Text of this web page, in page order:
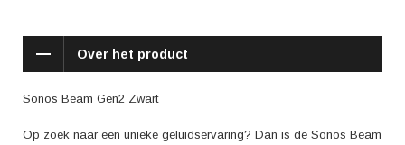
De positieve reviews over de Sonos Beam Gen2 Zwart benadrukken
tevreden over de geluidskwaliteit van deze soundbar en benoemen hoe
installatie en het gebruiksgemak vaak genoemd. Geen gedoe met
Over het product
Sonos Beam Gen2 Zwart
Op zoek naar een unieke geluidservaring? Dan is de Sonos Beam